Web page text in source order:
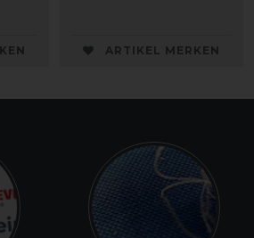
ARTIKEL MERKEN